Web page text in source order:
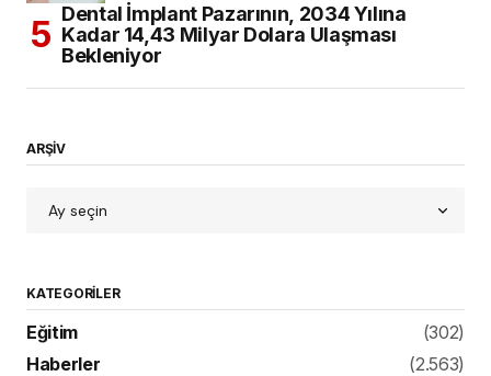
Dental İmplant Pazarının, 2034 Yılına
Kadar 14,43 Milyar Dolara Ulaşması
Bekleniyor
ARŞİV
KATEGORILER
Eğitim
(302)
Haberler
(2.563)